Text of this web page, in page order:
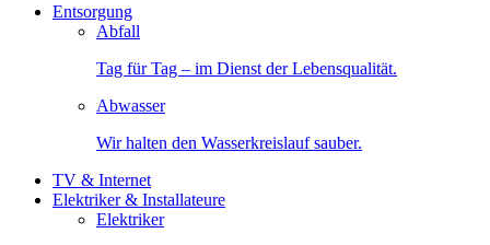
Entsorgung
Abfall
Tag für Tag – im Dienst der Lebensqualität.
Abwasser
Wir halten den Wasserkreislauf sauber.
TV & Internet
Elektriker & Installateure
Elektriker